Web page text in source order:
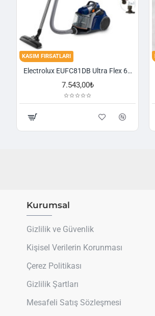
KASIM FIRSATLARI
Electrolux EUFC81DB Ultra Flex 650 W Toz Torbasız Süpürge
7.543,00₺
Kurumsal
Gizlilik ve Güvenlik
Kişisel Verilerin Korunması
Çerez Politikası
Gizlilik Şartları
Mesafeli Satış Sözleşmesi